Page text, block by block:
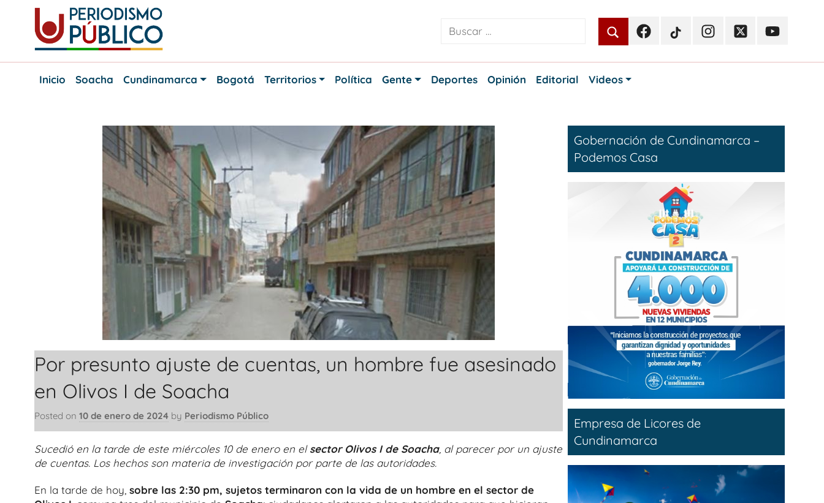
content
Periodismo
Noticias
FacebookTikTokInstagramTwitterYoutube
Inicio
Soacha Cundinamarca Bogotá Territorios Política Gente Deportes Opinión Editorial Videos
Por presunto ajuste de cuentas, un hombre fue asesinado
en Olivos I de Soacha
Posted on 10 de enero de 2024 by Periodismo Público
Sucedió en la tarde de este miércoles 10 de enero en elsector Olivos I de Soacha, al parecer por un ajuste
de cuentas. Los hechos son materia de investigación por parte de las autoridades.
En la tarde de hoy, sobre las 2:30 pm, sujetos terminaron con la vida de un hombre en el sector de
Gobernación de Cundinamarca –
Podemos Casa
Empresa de Licores de
Cundinamarca